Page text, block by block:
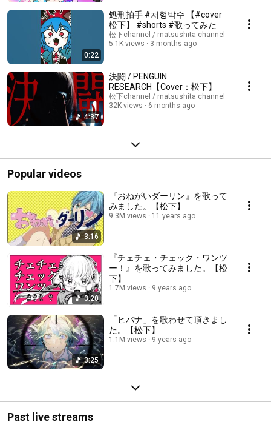
0:22
処刑拍手 #처형박수 【#cover
松下】 #shorts #歌ってみた
松下channel / matsushita channel
5.1K views
3 months ago
4:37
決闘 / PENGUIN
RESEARCH【Cover：松下】
松下channel / matsushita channel
32K views
6 months ago
Popular videos
3:16
『おねがいダーリン』を歌って
みました。【松下】
9.3M views 11 years ago
3:20
『チェチェ・チェック・ワンツ
ー！』を歌ってみました。【松
下】
1.7M views 9 years ago
3:25
「ヒバナ」を歌わせて頂きまし
た。【松下】
1.1M views 9 years ago
Past live streams